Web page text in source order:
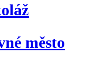
město